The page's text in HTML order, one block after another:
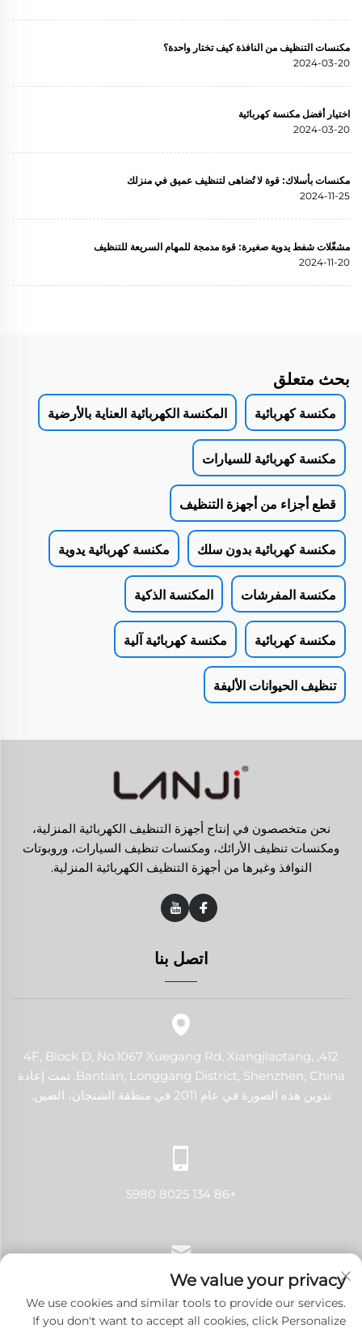
مكنسات التنظيف من النافذة كيف تختار واحدة؟
2024-03-20
اختيار أفضل مكنسة كهربائية
2024-03-20
مكنسات بأسلاك: قوة لا تُضاهى لتنظيف عميق في منزلك
2024-11-25
مشغّلات شفط يدوية صغيرة: قوة مدمجة للمهام السريعة للتنظيف
2024-11-20
بحث متعلق
مكنسة كهربائية المكنسة الكهربائية العناية بالأرضية
مكنسة كهربائية للسيارات
قطع أجزاء من أجهزة التنظيف
مكنسة كهربائية بدون سلك مكنسة كهربائية يدوية
مكنسة المفرشات المكنسة الذكية
مكنسة كهربائية مكنسة كهربائية آلية
تنظيف الحيوانات الأليفة
نحن متخصصون في إنتاج أجهزة التنظيف الكهربائية المنزلية،
ومكنسات تنظيف الأرائك، ومكنسات تنظيف السيارات، وروبوتات
النوافذ وغيرها من أجهزة التنظيف الكهربائية المنزلية.
اتصل بنا
412, 4F, Block D, No.1067 Xuegang Rd, Xiangjiaotang,
Bantian, Longgang District, Shenzhen, China. تمت إعادة
تدوين هذه الصورة في عام 2011 في منطقة الشنجان، الصين.
+86 134 8025 5980
[email protected]
We value your privacy
We use cookies and similar tools to provide our services.
If you don't want to accept all cookies, click Personalize